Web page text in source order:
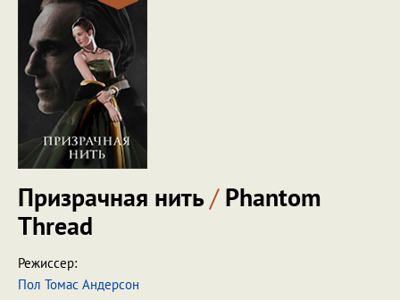
Призрачная нить/Phantom
Thread
Режиссер:
Пол Томас Андерсон